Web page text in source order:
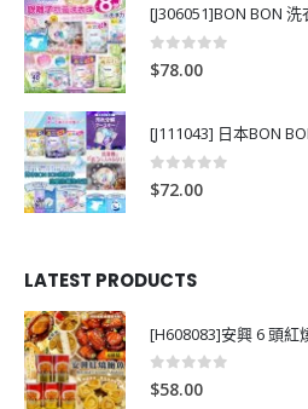
[J306051]BON BON
0out of 5
$78.00
0
$72.00
LATEST PRODUCTS
[H608083]安興 6 頭紅
0out of 5
$58.00